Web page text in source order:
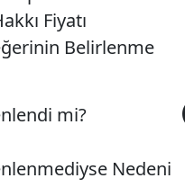
Fiyatı
Belirlenme
mi?
Nedeni